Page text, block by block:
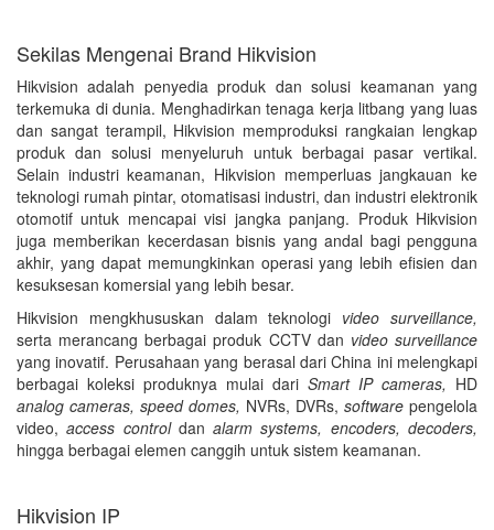
Sekilas Mengenai Brand Hikvision
Hikvision adalah penyedia produk dan solusi keamanan yang
terkemuka di dunia. Menghadirkan tenaga kerja litbang yang luas
dan sangat terampil, Hikvision memproduksi rangkaian lengkap
produk dan solusi menyeluruh untuk berbagai pasar vertikal.
Selain industri keamanan, Hikvision memperluas jangkauan ke
teknologi rumah pintar, otomatisasi industri, dan industri elektronik
otomotif untuk mencapai visi jangka panjang. Produk Hikvision
juga memberikan kecerdasan bisnis yang andal bagi pengguna
akhir, yang dapat memungkinkan operasi yang lebih efisien dan
kesuksesan komersial yang lebih besar.
Hikvision mengkhususkan dalam teknologi video surveillance,
serta merancang berbagai produk CCTV dan video surveillance
yang inovatif. Perusahaan yang berasal dari China ini melengkapi
berbagai koleksi produknya mulai dari Smart IP cameras, HD
analog cameras, speed domes, NVRs, DVRs, software pengelola
video,access controldanalarm systems, encoders, decoders,
hingga berbagai elemen canggih untuk sistem keamanan.
Hikvision IP